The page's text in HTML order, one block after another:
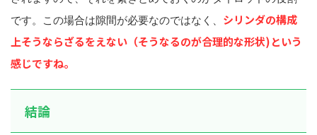
です。この場合は隙間が必要なのではなく、 シリンダの構成
上そうならざるをえない（そうなるのが合理的な形状)という
感じですね。
結論